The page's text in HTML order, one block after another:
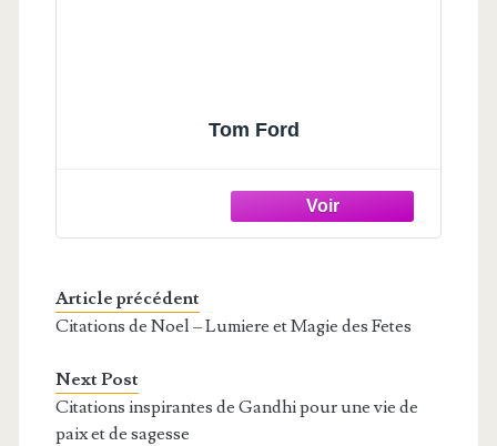
Tom Ford
Article précédent
Citations de Noel – Lumiere et Magie des Fetes
Next Post
Citations inspirantes de Gandhi pour une vie de
paix et de sagesse